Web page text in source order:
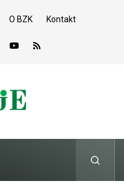
O BZK Kontakt